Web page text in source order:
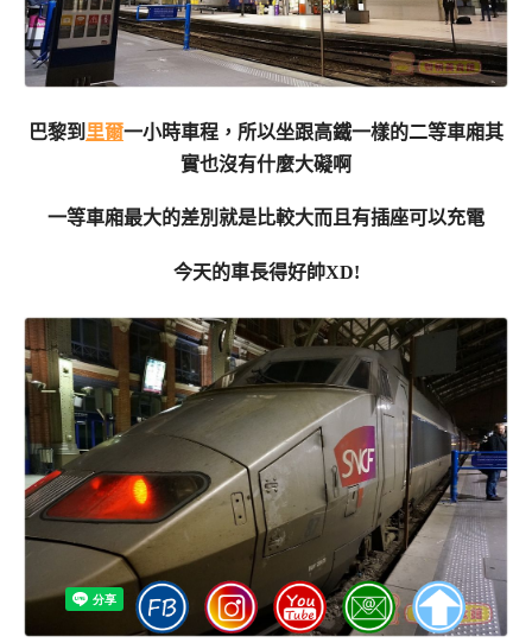
巴黎到 里爾一小時車程，所以坐跟高鐵一樣的二等車廂其
實也沒有什麼大礙啊
一等車廂最大的差別就是比較大而且有插座可以充電
今天的車長得好帥XD!